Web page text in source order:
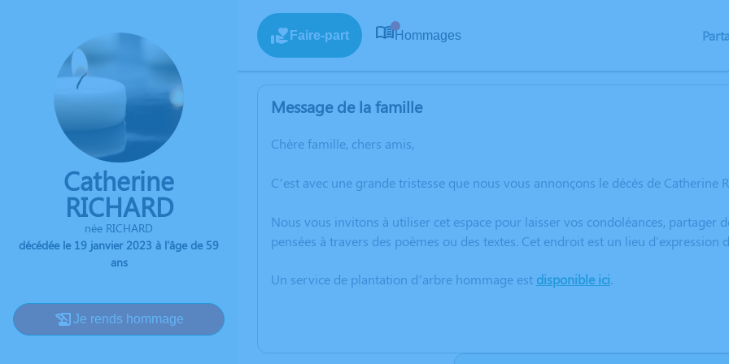
Catherine
RICHARD
née RICHARD
décédée le 19 janvier 2023 à l'âge de 59
ans
Je rends hommage
Faire-part Hommages
Message de la famille
Chère famille, chers amis,
C’est avec une grande tristesse que nous vous annonçons le décès de
Nous vous invitons à utiliser cet espace pour laisser vos condoléances, partager
pensées à travers des poèmes ou des textes. Cet endroit est un lieu
Un service de plantation d’arbre hommage est disponible ici.